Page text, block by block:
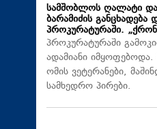
სამშობლოს ღალატი
ბარამიძის განცხადება
პროკურატურაში.
პროკურატურაში
ადამიანი
ომის ვეტერანები,
სამხედრო პირები.